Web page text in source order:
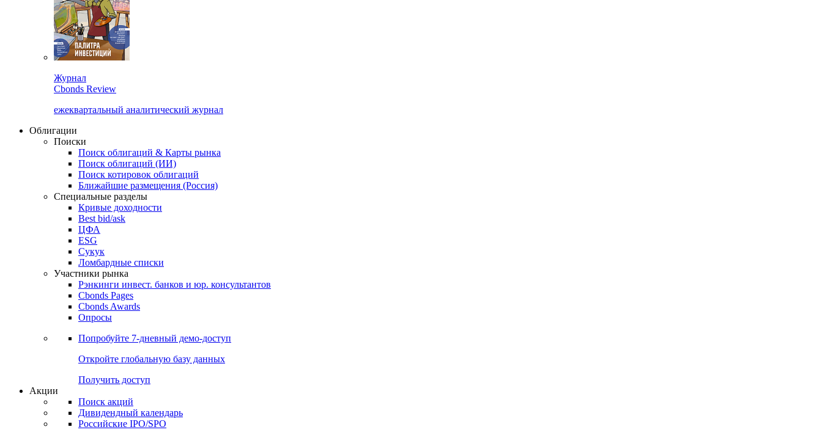
Журнал
Cbonds Review
ежеквартальный аналитический журнал
Облигации
Поиски
Поиск облигаций & Карты рынка
Поиск облигаций (ИИ)
Поиск котировок облигаций
Ближайшие размещения (Россия)
Специальные разделы
Кривые доходности
Best bid/ask
ЦФА
ESG
Сукук
Ломбардные списки
Участники рынка
Рэнкинги инвест. банков и юр. консультантов
Cbonds Pages
Cbonds Awards
Опросы
Попробуйте 7-дневный демо-доступ
Откройте глобальную базу данных
Получить доступ
Акции
Поиск акций
Дивидендный календарь
Российские IPO/SPO